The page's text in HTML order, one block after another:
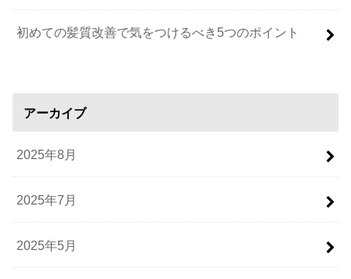
初めての髪質改善で気をつけるべき5つのポイント
アーカイブ
2025年8月
2025年7月
2025年5月